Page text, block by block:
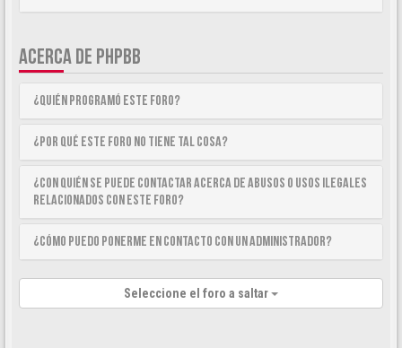
ACERCA DE PHPBB
¿Quién programó este foro?
¿Por qué este foro no tiene tal cosa?
¿Con quién se puede contactar acerca de abusos o usos ilegales
relacionados con este foro?
¿Cómo puedo ponerme en contacto con un Administrador?
Seleccione el foro a saltar